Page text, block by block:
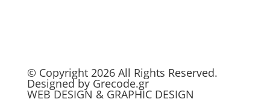
© Copyright 2026 All Rights Reserved.
Designed by Grecode.gr
WEB DESIGN & GRAPHIC DESIGN